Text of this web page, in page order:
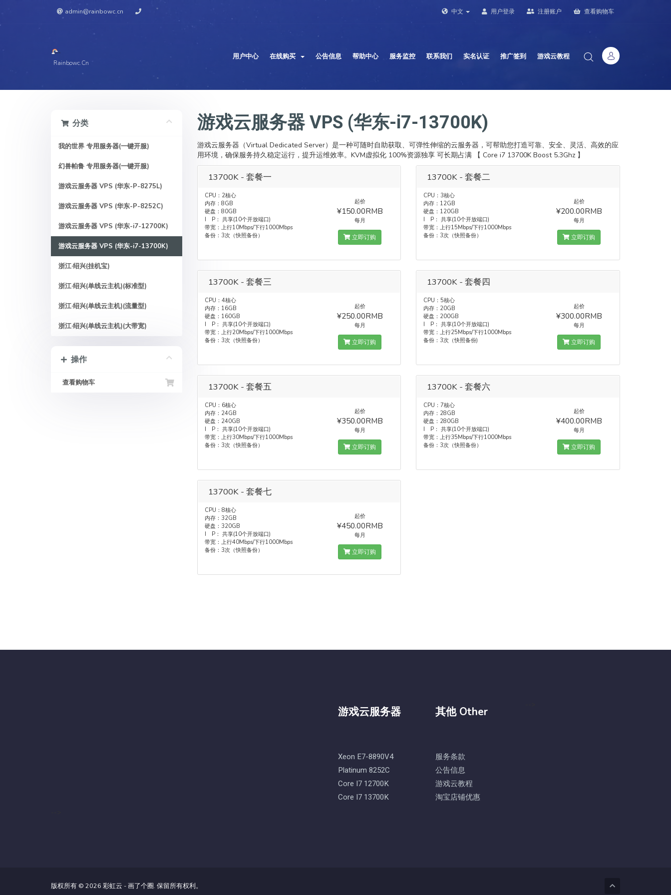
admin@rainbowc.cn 中文 用户登录 注册账户 查看购物车
Rainbowc.cn
用户中心 在线购买 公告信息 帮助中心 服务监控 联系我们 实名认证 推广签到 游戏云教程
分类
我的世界 专用服务器(一键开服)
幻兽帕鲁 专用服务器(一键开服)
游戏云服务器 VPS (华东-P-8275L)
游戏云服务器 VPS (华东-P-8252C)
游戏云服务器 VPS (华东-i7-12700K)
游戏云服务器 VPS (华东-i7-13700K)
浙江·绍兴(挂机宝)
浙江·绍兴(单线云主机)(标准型)
浙江·绍兴(单线云主机)(流量型)
浙江·绍兴(单线云主机)(大带宽)
操作
查看购物车
游戏云服务器 VPS (华东-i7-13700K)
游戏云服务器（Virtual Dedicated Server）是一种可随时自助获取、可弹性伸缩的云服务器，可帮助您打造可靠、安全、灵活、高效的应
用环境，确保服务持久稳定运行，提升运维效率。KVM虚拟化 100%资源独享 可长期占满 【 Core i7 13700K Boost 5.3Ghz 】
13700K - 套餐一
CPU：2核心
内存：8GB
硬盘：80GB
I P： 共享(10个开放端口)
带宽：上行10Mbps/下行1000Mbps
备份：3次（快照备份）
起价
¥150.00RMB
每月
立即订购
13700K - 套餐二
CPU：3核心
内存：12GB
硬盘：120GB
I P： 共享(10个开放端口)
带宽：上行15Mbps/下行1000Mbps
备份：3次（快照备份）
起价
¥200.00RMB
每月
立即订购
13700K - 套餐三
CPU：4核心
内存：16GB
硬盘：160GB
I P： 共享(10个开放端口)
带宽：上行20Mbps/下行1000Mbps
备份：3次（快照备份）
起价
¥250.00RMB
每月
立即订购
13700K - 套餐四
CPU：5核心
内存：20GB
硬盘：200GB
I P： 共享(10个开放端口)
带宽：上行25Mbps/下行1000Mbps
备份：3次（快照备份)
起价
¥300.00RMB
每月
立即订购
13700K - 套餐五
CPU：6核心
内存：24GB
硬盘：240GB
I P： 共享(10个开放端口)
带宽：上行30Mbps/下行1000Mbps
备份：3次（快照备份）
起价
¥350.00RMB
每月
立即订购
13700K - 套餐六
CPU：7核心
内存：28GB
硬盘：280GB
I P： 共享(10个开放端口)
带宽：上行35Mbps/下行1000Mbps
备份：3次（快照备份）
起价
¥400.00RMB
每月
立即订购
13700K - 套餐七
CPU：8核心
内存：32GB
硬盘：320GB
I P： 共享(10个开放端口)
带宽：上行40Mbps/下行1000Mbps
备份：3次（快照备份）
起价
¥450.00RMB
每月
立即订购
游戏云服务器
Xeon E7-8890V4
Platinum 8252C
Core I7 12700K
Core I7 13700K
其他 Other
服务条款
公告信息
游戏云教程
淘宝店铺优惠
版权所有 © 2026 彩虹云 - 画了个圈. 保留所有权利。